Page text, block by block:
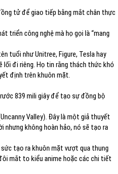
tử để giao tiếp bằng mắt chân thực
triển công nghệ mà họ gọi là “mang
tuổi như Unitree, Figure, Tesla hay
đi riêng. Họ tin rằng thách thức khó
định trên khuôn mặt.
839 mili giây để tạo sự đồng bộ
Valley). Đây là một giả thuyết
nhưng không hoàn hảo, nó sẽ tạo ra
tạo ra khuôn mặt vượt qua thung
mắt to kiểu anime hoặc các chi tiết